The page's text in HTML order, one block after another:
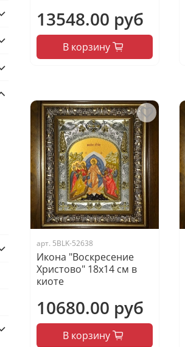
13548.00 руб
В корзину
арт. 5BLK-52638
Икона "Воскресение
Христово" 18х14 см в
киоте
10680.00 руб
В корзину